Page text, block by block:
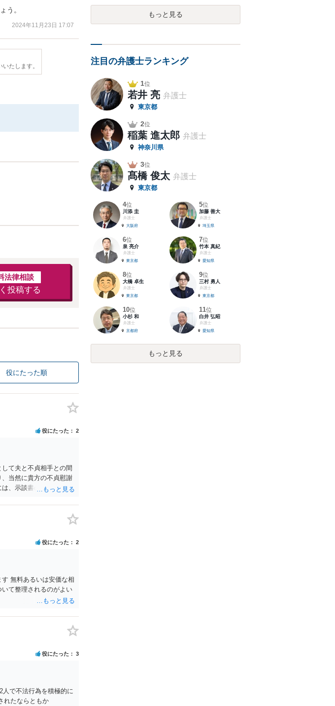
う。
2024年11月23日 17:07
たします。
法律相談
投稿する
役にたった順
役にたった 2
て夫と不貞相手との間
当然に貴方の不貞慰謝
、示談書の中に「本示
、「夫と不貞相手との
る場合、その名目や内容
てこじれてしまう可能
しておくことが重要で
、診断内容、夫の説明
たとしても、身体的・
た事情があるなら、結
相手へ請求する慰謝料
、回数、婚姻期間、夫
後の状況等に応じて、弁
役にたった 2
無料あるいは安価な相
て整理されるのがよい
役にたった 3
で不法行為を積極的に
れたならともか
もっと見る
注目の弁護士ランキング
1位
若井 亮 弁護士
東京都
2位
稲葉 進太郎 弁護士
神奈川県
3位
髙橋 俊太 弁護士
東京都
4位
川添 圭
弁護士
大阪府
5位
加藤 善大
弁護士
埼玉県
6位
泉 亮介
弁護士
東京都
7位
竹本 真紀
弁護士
愛知県
8位
大橋 卓生
弁護士
東京都
9位
三村 勇人
弁護士
東京都
10位
小杉 和
弁護士
京都府
11位
白井 弘昭
弁護士
愛知県
もっと見る